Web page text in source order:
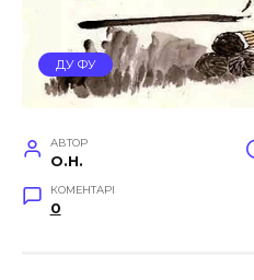
ДУ ФУ
АВТОР
O.H.
КОМЕНТАРІ
0